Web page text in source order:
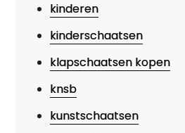
kinderen
kinderschaatsen
klapschaatsen kopen
knsb
kunstschaatsen